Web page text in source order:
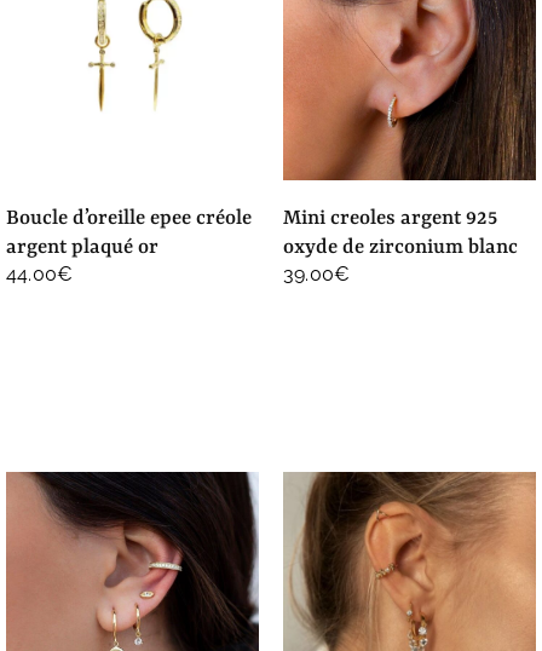
boucle d’oreille epee créole
argent plaqué or
44.00€
mini creoles argent 925
oxyde de zirconium blanc
39.00€